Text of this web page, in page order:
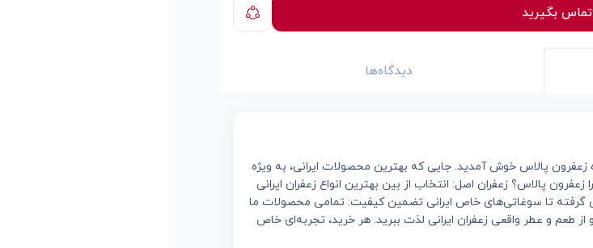
تماس بگیرید
دیدگاه‌ها
پالاس خوش آمدید. جایی که بهترین محصولات ایرانی، به ویژه
پالاس؟ زعفران اصل: انتخاب از بین بهترین انواع زعفران ایرانی
گرفته تا سوغاتی‌های خاص ایرانی تضمین کیفیت: تمامی محصولات ما
طعم و عطر واقعی زعفران ایرانی لذت ببرید. هر خرید، تجربه‌ای خاص